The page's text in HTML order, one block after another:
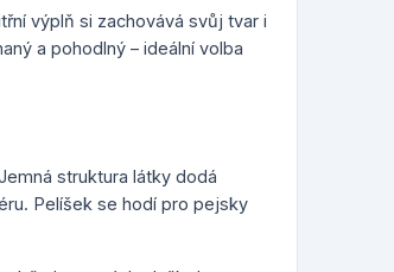
výplň si zachovává svůj tvar i
a pohodlný – ideální volba
struktura látky dodá
Pelíšek se hodí pro pejsky